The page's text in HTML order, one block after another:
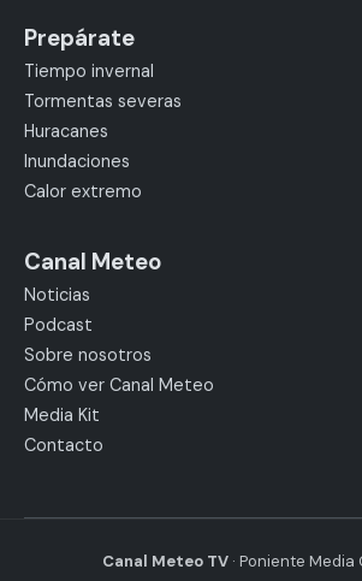
Prepárate
Tiempo invernal
Tormentas severas
Huracanes
Inundaciones
Calor extremo
Canal Meteo
Noticias
Podcast
Sobre nosotros
Cómo ver Canal Meteo
Media Kit
Contacto
Canal Meteo TV · Poniente Media